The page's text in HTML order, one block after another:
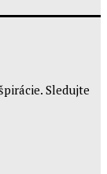
Sledujte